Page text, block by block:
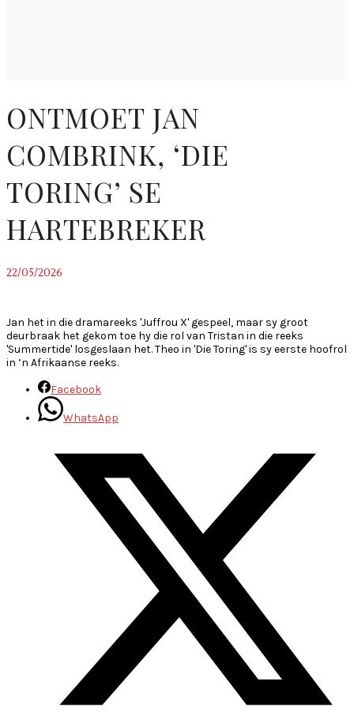
ONTMOET JAN
COMBRINK, ‘DIE
TORING’ SE
HARTEBREKER
22/05/2026
Jan het in die dramareeks 'Juffrou X' gespeel, maar sy groot
deurbraak het gekom toe hy die rol van Tristan in die reeks
'Summertide' losgeslaan het. Theo in 'Die Toring' is sy eerste hoofrol
in ’n Afrikaanse reeks.
Facebook
WhatsApp